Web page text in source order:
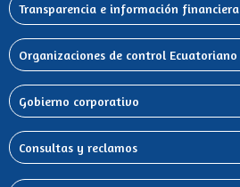
Transparencia e información financiera
Organizaciones de control Ecuatoriano
Gobierno corporativo
Consultas y reclamos